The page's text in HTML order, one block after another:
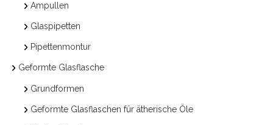
Ampullen
Glaspipetten
Pipettenmontur
Geformte Glasflasche
Grundformen
Geformte Glasflaschen für ätherische Öle